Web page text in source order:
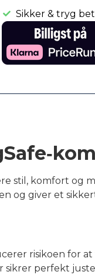
Sikker & tryg
stil, komfort og
og giver et
risikoen for
perfekt